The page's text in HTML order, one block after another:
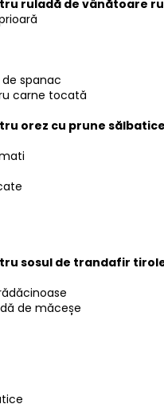
ruladă de vânătoare
spanac
carne tocată
orez cu prune
sosul de trandafir
de măceșe